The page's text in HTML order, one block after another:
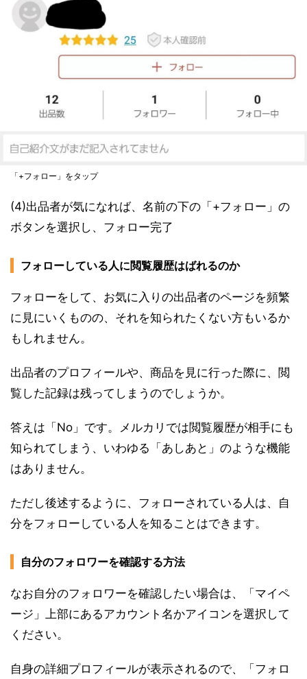
「+フォロー」をタップ
(4)出品者が気になれば、名前の下の「+フォロー」の
ボタンを選択し、フォロー完了
フォローしている人に閲覧履歴はばれるのか
フォローをして、お気に入りの出品者のページを頻繁
に見にいくものの、それを知られたくない方もいるか
もしれません。
出品者のプロフィールや、商品を見に行った際に、閲
覧した記録は残ってしまうのでしょうか。
答えは「No」です。メルカリでは閲覧履歴が相手にも
知られてしまう、いわゆる「あしあと」のような機能
はありません。
ただし後述するように、フォローされている人は、自
分をフォローしている人を知ることはできます。
自分のフォロワーを確認する方法
なお自分のフォロワーを確認したい場合は、「マイペ
ージ」上部にあるアカウント名かアイコンを選択して
ください。
自身の詳細プロフィールが表示されるので、「フォロ